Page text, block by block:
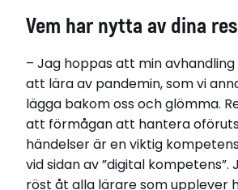
Vem har nytta av dina
– Jag hoppas att min avhandling
att lära av pandemin, som vi
lägga bakom oss och glömma.
att förmågan att hantera
händelser är en viktig
vid sidan av ”digital kompetens”.
röst åt alla lärare som upplever